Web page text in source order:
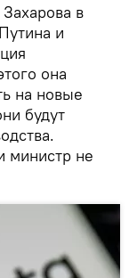
в
и
она
на новые
будут
министр не